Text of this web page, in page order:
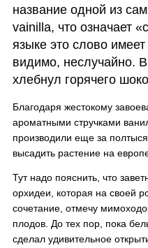
название одной из
vainilla, что означает
языке это слово
видимо, неслучайно.
хлебнул горячего
Благодаря жестокому
ароматными стручками
производили еще за
высадить растение на
Тут надо пояснить, что
орхидеи, которая на своей
сочетание, отмечу
плодов. До тех пор, пока
сделал удивительное